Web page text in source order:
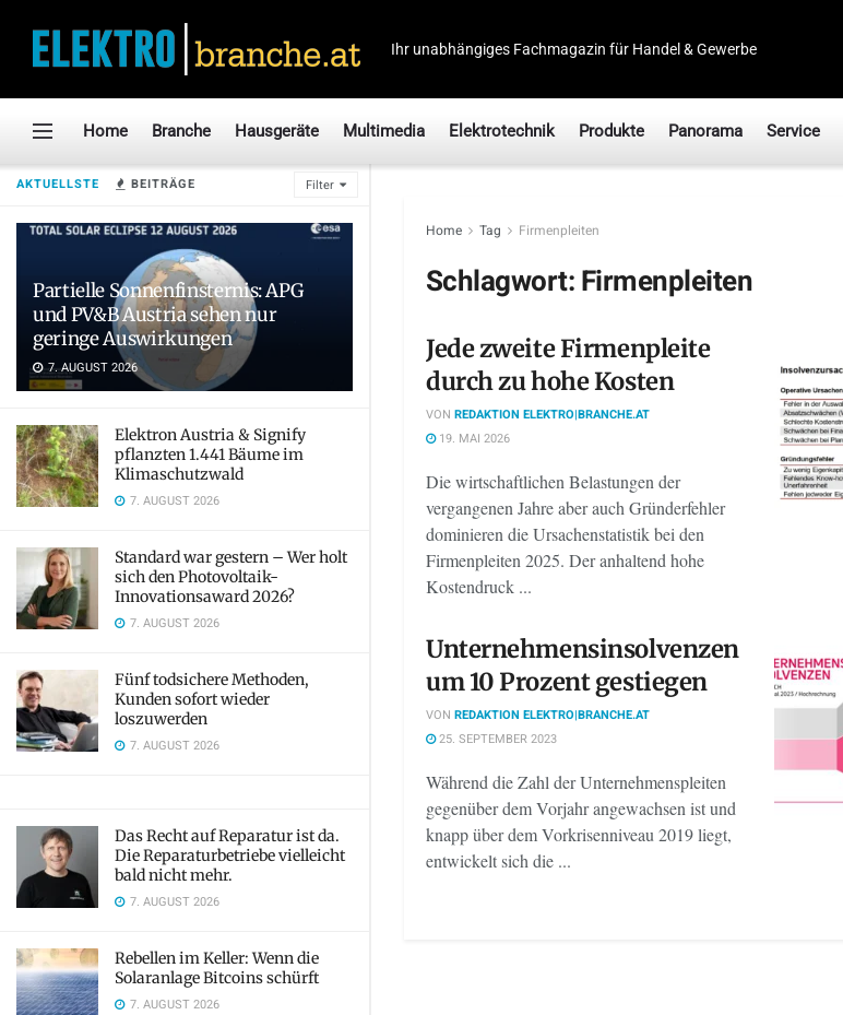
AKTUELLSTE BEITRÄGE Filter
Partielle Sonnenfinsternis: APG
und PV&B Austria sehen nur
geringe Auswirkungen
7. AUGUST 2026
Elektron Austria & Signify
pflanzten 1.441 Bäume im
Klimaschutzwald
7. AUGUST 2026
Standard war gestern – Wer holt
sich den Photovoltaik-
Innovationsaward 2026?
7. AUGUST 2026
Fünf todsichere Methoden,
Kunden sofort wieder
loszuwerden
7. AUGUST 2026
Das Recht auf Reparatur ist da.
Die Reparaturbetriebe vielleicht
bald nicht mehr.
7. AUGUST 2026
Rebellen im Keller: Wenn die
Solaranlage Bitcoins schürft
7. AUGUST 2026
Ihr unabhängiges Fachmagazin für Handel & Gewerbe
Home Branche Hausgeräte Multimedia Elektrotechnik Produkte Panorama Service
Home Tag Firmenpleiten
Schlagwort:Firmenpleiten
Jede zweite Firmenpleite
durch zu hohe Kosten
VON REDAKTION ELEKTRO|BRANCHE.AT
19. MAI 2026
Die wirtschaftlichen Belastungen der
vergangenen Jahre aber auch Gründerfehler
dominieren die Ursachenstatistik bei den
Firmenpleiten 2025. Der anhaltend hohe
Kostendruck ...
Unter­neh­mens­in­sol­venzen
um 10 Prozent gestiegen
VON REDAKTION ELEKTRO|BRANCHE.AT
25. SEPTEMBER 2023
Während die Zahl der Unternehmenspleiten
gegenüber dem Vorjahr angewachsen ist und
knapp über dem Vorkrisenniveau 2019 liegt,
entwickelt sich die ...